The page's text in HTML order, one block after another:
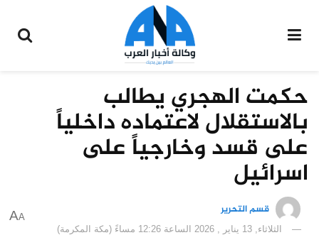
حكمت الهجري يطالب
بالاستقلال لاعتماده داخلياً
على قسد وخارجياً على
اسرائيل
قسم التحرير
الثلاثاء, 13 يناير , 2026 الساعة 12:26 مساءً (مكة المكرمة)
A
A